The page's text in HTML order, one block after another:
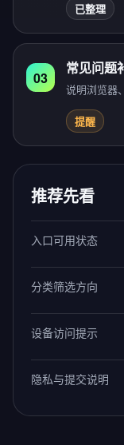
已整理
03
常见问题
说明浏览器
提醒
推荐先看
入口可用状态
分类筛选方向
设备访问提示
隐私与提交说明